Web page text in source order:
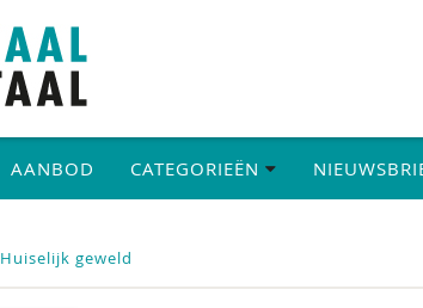
AANBOD CATEGORIEËN
Huiselijk geweld